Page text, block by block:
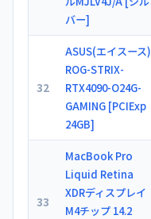
バー]
32
ASUS(エイスース)
ROG-STRIX-
RTX4090-O24G-
GAMING [PCIExp
24GB]
33
MacBook Pro
Liquid Retina
XDRディスプレイ
M4チップ 14.2